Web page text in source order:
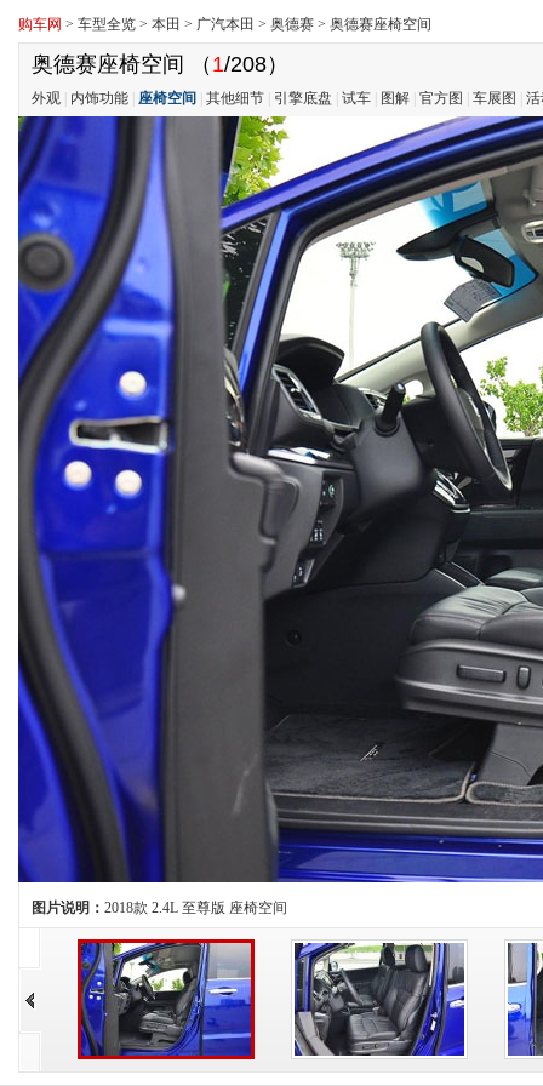
购车网 > 车型全览 > 本田 > 广汽本田 > 奥德赛 > 奥德赛座椅空间
奥德赛座椅空间 （ 1/208）
外观 内饰功能 座椅空间 其他细节 引擎底盘 试车 图解 官方图 车展图
图片说明： 2018款 2.4L 至尊版 座椅空间